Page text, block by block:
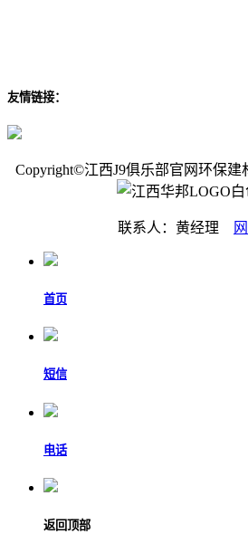
友情链接：
Copyright©江西J9俱乐部官网环保建
联系人：黄经理
首页
短信
电话
返回顶部